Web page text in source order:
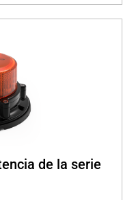
de la serie